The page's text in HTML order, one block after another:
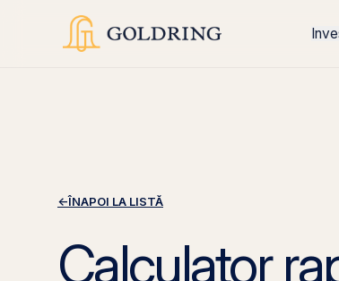
←ÎNAPOI LA LISTĂ
Calculator